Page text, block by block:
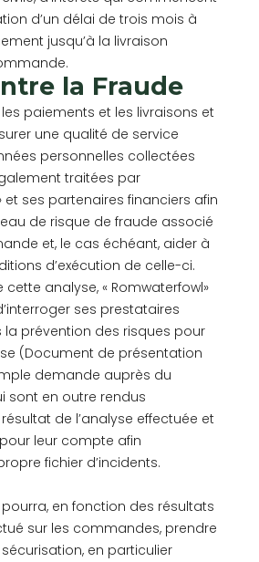
d’un délai de trois mois à
jusqu’à la livraison
la Fraude
paiements et les livraisons et
une qualité de service
personnelles collectées
traitées par
et ses partenaires financiers afin
de risque de fraude associé
et, le cas échéant, aider à
d’exécution de celle-ci.
analyse, « Romwaterfowl»
ses prestataires
la prévention des risques pour
(Document de présentation
demande auprès du
sont en outre rendus
de l’analyse effectuée et
leur compte afin
fichier d’incidents.
pourra, en fonction des résultats
sur les commandes, prendre
en particulier